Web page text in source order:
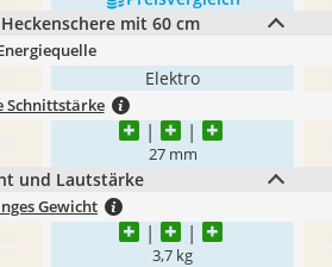
mit 60 cm
Elektro
Schnittstärke
27 mm
und Lautstärke
Gewicht
3,7 kg